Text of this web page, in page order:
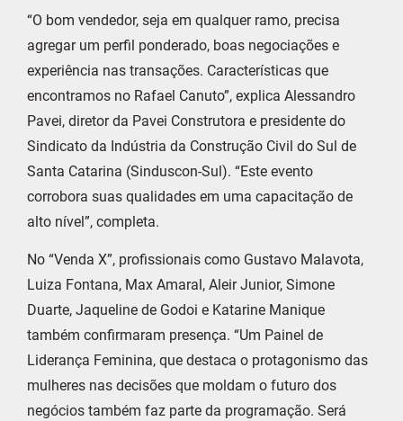
“O bom vendedor, seja em qualquer ramo, precisa
agregar um perfil ponderado, boas negociações e
experiência nas transações. Características que
encontramos no Rafael Canuto”, explica Alessandro
Pavei, diretor da Pavei Construtora e presidente do
Sindicato da Indústria da Construção Civil do Sul de
Santa Catarina (Sinduscon-Sul). “Este evento
corrobora suas qualidades em uma capacitação de
alto nível”, completa.
No “Venda X”, profissionais como Gustavo Malavota,
Luiza Fontana, Max Amaral, Aleir Junior, Simone
Duarte, Jaqueline de Godoi e Katarine Manique
também confirmaram presença. “Um Painel de
Liderança Feminina, que destaca o protagonismo das
mulheres nas decisões que moldam o futuro dos
negócios também faz parte da programação. Será